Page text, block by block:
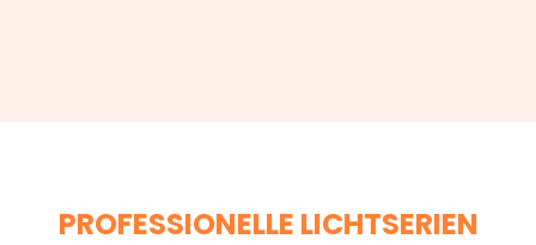
PROFESSIONELLE LICHTSERIEN